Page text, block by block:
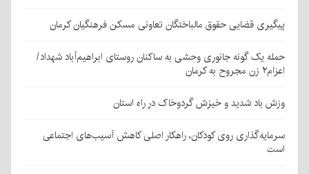
پیگیری قضایی حقوق مالباختگان تعاونی مسکن فرهنگیان کرمان
حمله یک گونه جانوری وحشی به ساکنان روستای ابراهیم‌آباد شهداد/
اعزام۲ زن مجروح به کرمان
وزش باد شدید و خیزش گردوخاک در راه استان
سرمایه‌گذاری روی کودکان، راهکار اصلی کاهش آسیب‌های اجتماعی
است